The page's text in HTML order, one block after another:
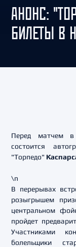
АНОНС:
БИЛЕТЫ В
Перед матчем
состоится
"Торпедо"
\n
В перерывах
розыгрышем
центральном
пройдет
Участниками
болельщики